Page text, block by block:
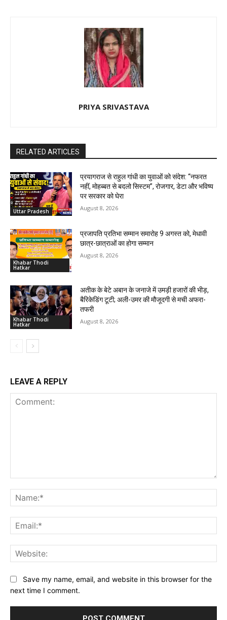
PRIYA SRIVASTAVA
RELATED ARTICLES
Uttar Pradesh
प्रयागराज से राहुल गांधी का युवाओं को संदेश: “नफरत
नहीं, मोहब्बत से बदलो सिस्टम”, रोजगार, डेटा और भविष्य
पर सरकार को घेरा
August 8, 2026
Khabar Thodi
Hatkar
प्रजापति प्रतिभा सम्मान समारोह 9 अगस्त को, मेधावी
छात्र-छात्राओं का होगा सम्मान
August 8, 2026
Khabar Thodi
Hatkar
अतीक के बेटे अबान के जनाजे में उमड़ी हजारों की भीड़,
बैरिकेडिंग टूटी; अली-उमर की मौजूदगी से मची अफरा-
तफरी
August 8, 2026
LEAVE A REPLY
Save my name, email, and website in this browser for the
next time I comment.